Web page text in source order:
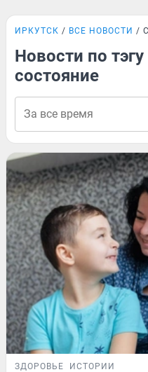
ИРКУТСК ВСЕ НОВОСТИ
Новости по
состояние
ЗДОРОВЬЕ ИСТОРИИ